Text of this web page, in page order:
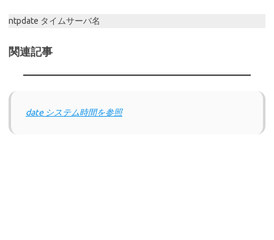
ntpdate タイムサーバ名
関連記事
date システム時間を参照